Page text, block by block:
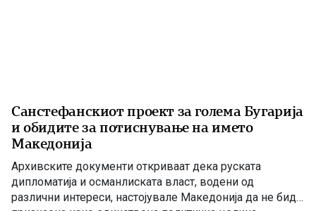
Санстефанскиот проект за голема Бугарија
и обидите за потиснување на името
Македонија
Архивските документи откриваат дека руската
дипломатија и османлиската власт, водени од
различни интереси, настојувале Македонија да не биде